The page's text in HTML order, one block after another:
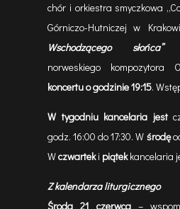
chór i orkiestra smyczkowa
Górniczo-Hutniczej w
Wschodzącego słońca”
norweskiego kompozytora
koncertu o godzinie 19:15.
W tygodniu kancelaria jest
godz. 16:00 do 17:30. W środę
Wczwarteki piątekkancelaria
Z kalendarza liturgicznego
Środa 21 czerwca–